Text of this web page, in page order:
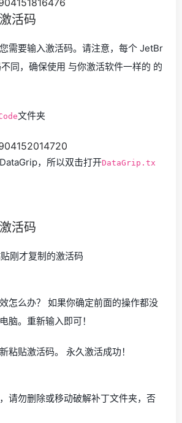
活码
需要输入激活码。请注意，每个 JetBr
同，确保使用 与你激活软件一样的 的
文件夹
，所以双击打开DataGrip.tx
活码
刚才复制的激活码
怎么办？ 如果你确定前面的操作都没
脑。重新输入即可！
粘贴激活码。 永久激活成功！
请勿删除或移动破解补丁文件夹，否